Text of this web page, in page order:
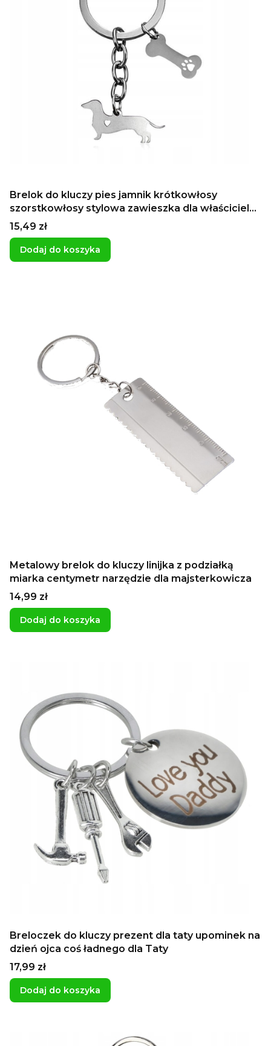
Brelok do kluczy pies jamnik krótkowłosy
szorstkowłosy stylowa zawieszka dla właściciela
jamnika fanclub jamników
Cena
15,49 zł
Dodaj do koszyka
Metalowy brelok do kluczy linijka z podziałką
miarka centymetr narzędzie dla majsterkowicza
Cena
14,99 zł
Dodaj do koszyka
Breloczek do kluczy prezent dla taty upominek na
dzień ojca coś ładnego dla Taty
Cena
17,99 zł
Dodaj do koszyka